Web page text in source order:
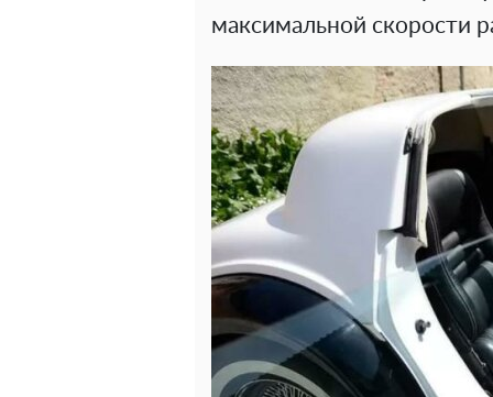
максимальной скорости